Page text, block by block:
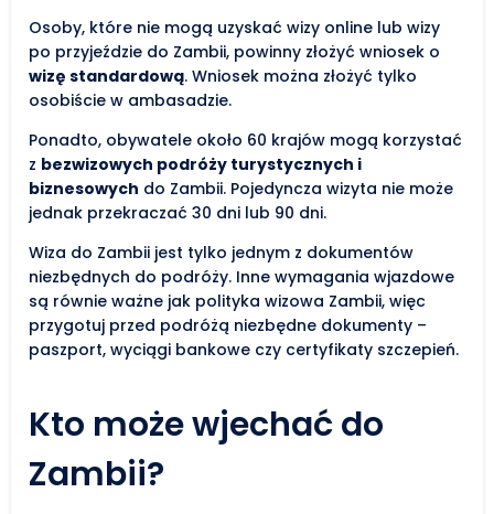
Osoby, które nie mogą uzyskać wizy online lub wizy
po przyjeździe do Zambii, powinny złożyć wniosek o
wizę standardową. Wniosek można złożyć tylko
osobiście w ambasadzie.
Ponadto, obywatele około 60 krajów mogą korzystać
z bezwizowych podróży turystycznych i
biznesowych do Zambii. Pojedyncza wizyta nie może
jednak przekraczać 30 dni lub 90 dni.
Wiza do Zambii jest tylko jednym z dokumentów
niezbędnych do podróży. Inne wymagania wjazdowe
są równie ważne jak polityka wizowa Zambii, więc
przygotuj przed podróżą niezbędne dokumenty –
paszport, wyciągi bankowe czy certyfikaty szczepień.
Kto może wjechać do
Zambii?